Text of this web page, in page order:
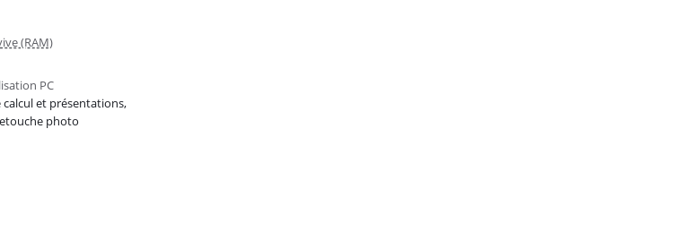
(RAM)
PC
calcul et présentations,
photo